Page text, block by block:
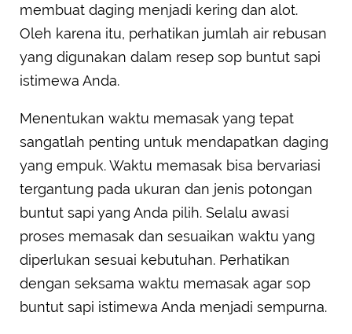
membuat daging menjadi kering dan alot.
Oleh karena itu, perhatikan jumlah air rebusan
yang digunakan dalam resep sop buntut sapi
istimewa Anda.
Menentukan waktu memasak yang tepat
sangatlah penting untuk mendapatkan daging
yang empuk. Waktu memasak bisa bervariasi
tergantung pada ukuran dan jenis potongan
buntut sapi yang Anda pilih. Selalu awasi
proses memasak dan sesuaikan waktu yang
diperlukan sesuai kebutuhan. Perhatikan
dengan seksama waktu memasak agar sop
buntut sapi istimewa Anda menjadi sempurna.